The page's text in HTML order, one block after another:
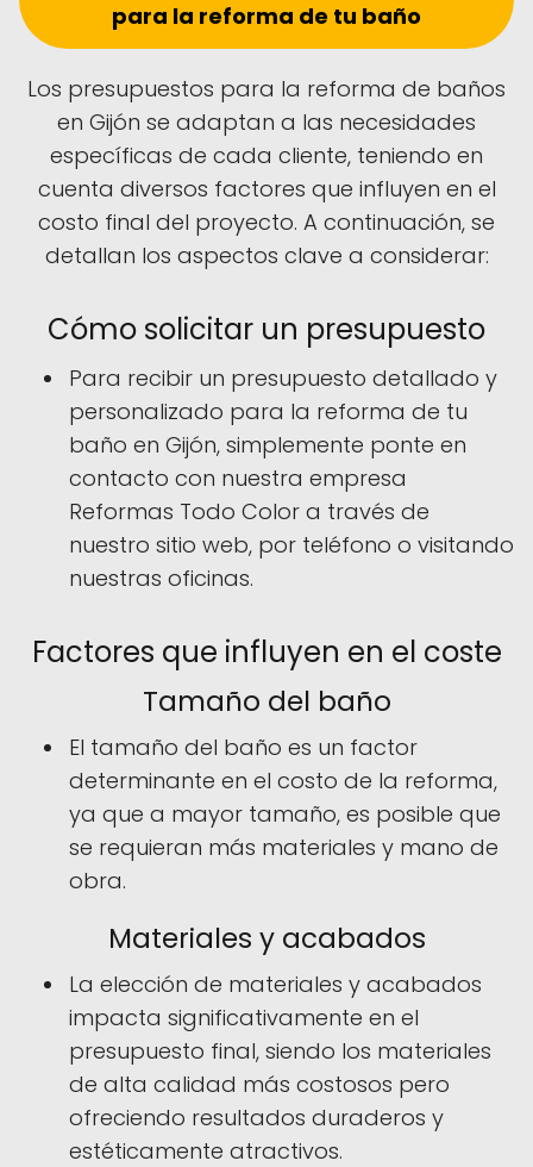
para la reforma de tu baño
Los presupuestos para la reforma de baños
en Gijón se adaptan a las necesidades
específicas de cada cliente, teniendo en
cuenta diversos factores que influyen en el
costo final del proyecto. A continuación, se
detallan los aspectos clave a considerar:
Cómo solicitar un presupuesto
Para recibir un presupuesto detallado y
personalizado para la reforma de tu
baño en Gijón, simplemente ponte en
contacto con nuestra empresa
Reformas Todo Color a través de
nuestro sitio web, por teléfono o visitando
nuestras oficinas.
Factores que influyen en el coste
Tamaño del baño
El tamaño del baño es un factor
determinante en el costo de la reforma,
ya que a mayor tamaño, es posible que
se requieran más materiales y mano de
obra.
Materiales y acabados
La elección de materiales y acabados
impacta significativamente en el
presupuesto final, siendo los materiales
de alta calidad más costosos pero
ofreciendo resultados duraderos y
estéticamente atractivos.